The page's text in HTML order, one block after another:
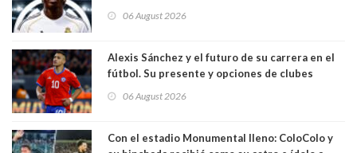
06 August 2026
Alexis Sánchez y el futuro de su carrera en el
fútbol. Su presente y opciones de clubes
06 August 2026
Con el estadio Monumental lleno: ColoColo y